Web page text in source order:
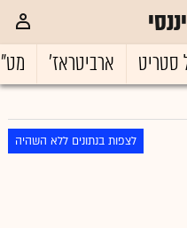
סטריט ארביטראז'
לצפות בנתונים ללא השהיה